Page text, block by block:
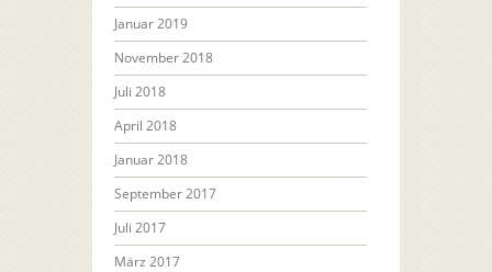
Januar 2019
November 2018
Juli 2018
April 2018
Januar 2018
September 2017
Juli 2017
März 2017